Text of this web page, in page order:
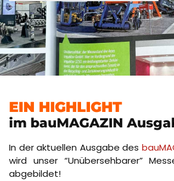
EIN HIGHLIGHT
im bauMAGAZIN
In der aktuellen Ausgabe des
wird unser “Unübersehbarer”
abgebildet!